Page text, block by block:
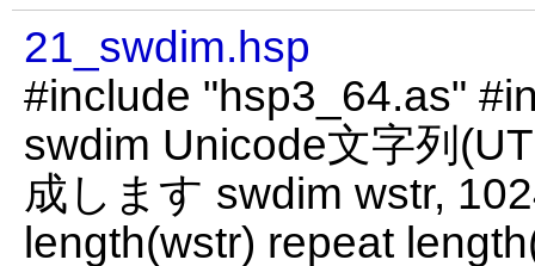
21_swdim.hsp
#include "hsp3_64.as"
swdim Unicode文字列
成します swdim wstr,
length(wstr) repeat